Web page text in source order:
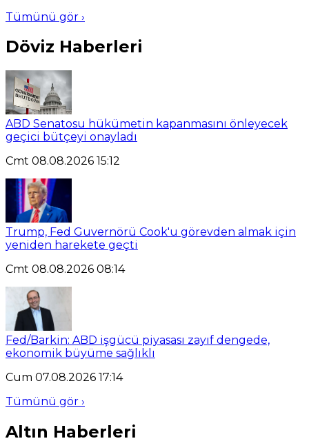
Tümünü gör ›
Döviz Haberleri
ABD Senatosu hükümetin kapanmasını önleyecek
geçici bütçeyi onayladı
Cmt 08.08.2026 15:12
Trump, Fed Guvernörü Cook'u görevden almak için
yeniden harekete geçti
Cmt 08.08.2026 08:14
Fed/Barkin: ABD işgücü piyasası zayıf dengede,
ekonomik büyüme sağlıklı
Cum 07.08.2026 17:14
Tümünü gör ›
Altın Haberleri